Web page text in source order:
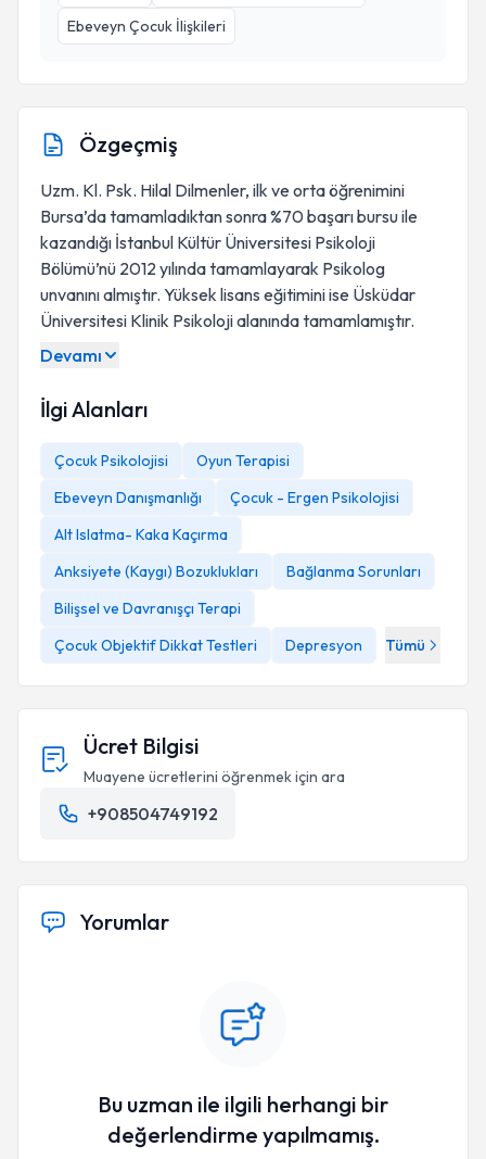
Ebeveyn Çocuk İlişkileri
Özgeçmiş
Uzm. Kl. Psk. Hilal Dilmenler, ilk ve orta öğrenimini
Bursa’da tamamladıktan sonra %70 başarı bursu ile
kazandığı İstanbul Kültür Üniversitesi Psikoloji
Bölümü’nü 2012 yılında tamamlayarak Psikolog
unvanını almıştır. Yüksek lisans eğitimini ise Üsküdar
Üniversitesi Klinik Psikoloji alanında tamamlamıştır.
Devamı
İlgi Alanları
Çocuk Psikolojisi
Oyun Terapisi
Ebeveyn Danışmanlığı
Çocuk - Ergen Psikolojisi
Alt Islatma- Kaka Kaçırma
Anksiyete (Kaygı) Bozuklukları
Bağlanma Sorunları
Bilişsel ve Davranışçı Terapi
Çocuk Objektif Dikkat Testleri
Depresyon Tümü
Ücret Bilgisi
Muayene ücretlerini öğrenmek için ara
+908504749192
Yorumlar
Bu uzman ile ilgili herhangi bir
değerlendirme yapılmamış.